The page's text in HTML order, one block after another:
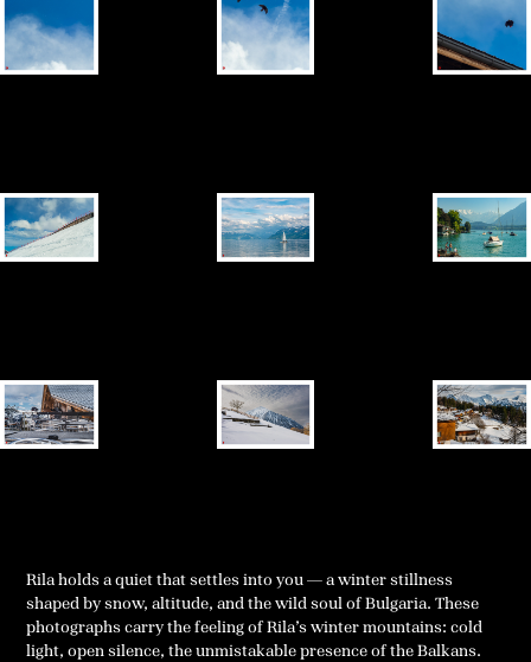
Rila holds a quiet that settles into you — a winter stillness
shaped by snow, altitude, and the wild soul of Bulgaria. These
photographs carry the feeling of Rila’s winter mountains: cold
light, open silence, the unmistakable presence of the Balkans.